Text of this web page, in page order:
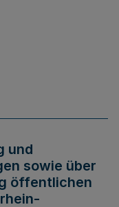
und
sowie über
öffentlichen